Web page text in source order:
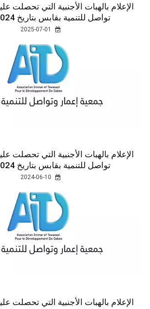
الإعلام بالهبات الأجنبية التي تحصلت
تواصل للتنمية بقابس بتاريخ 15/08/2024.
الإعلام بالهبات الأجنبية التي تحصلت
تواصل للتنمية بقابس بتاريخ 04/06/2024.
الإعلام بالهبات الأجنبية التي تحصلت